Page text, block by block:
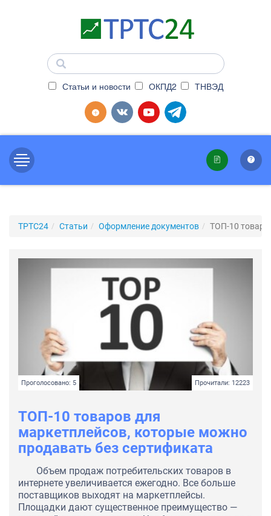
Статьи и новости ОКПД2 ТНВЭД
ТРТС24 Статьи Оформление документов ТОП-10
Проголосовано: 5 Прочитали: 12223
ТОП-10 товаров для
маркетплейсов, которые можно
продавать без сертификата
Объем продаж потребительских товаров в
интернете увеличивается ежегодно. Все больше
поставщиков выходят на маркетплейсы.
Площадки дают существенное преимущество —